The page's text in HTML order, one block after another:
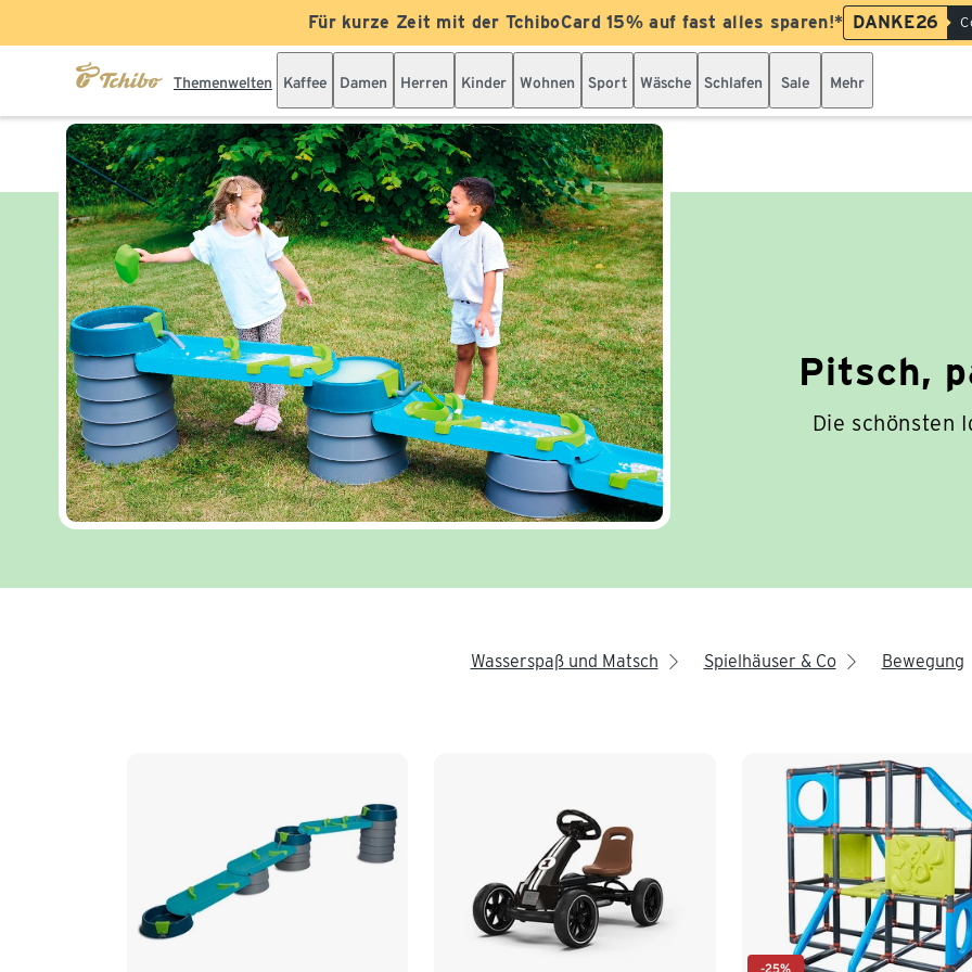
Für kurze Zeit mit der TchiboCard 15% auf fast alles sparen!* DANKE26
Themenwelten Kaffee Damen Herren Kinder Wohnen Sport Wäsche Schlafen Sale Mehr
Pitsch,
Die schönsten
Wasserspaß und Matsch arrow_right Spielhäuser & Co arrow_right Bewegung
-25%